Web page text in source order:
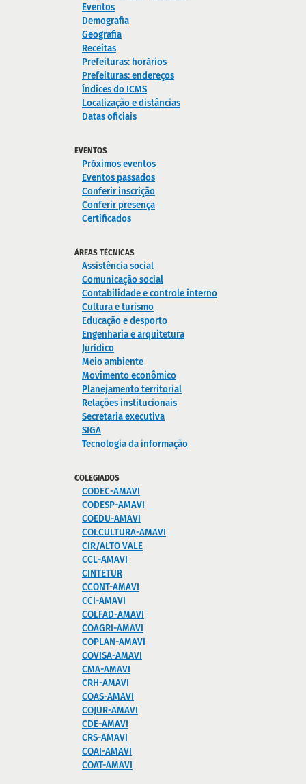
Eventos
Demografia
Geografia
Receitas
Prefeituras: horários
Prefeituras: endereços
Índices do ICMS
Localização e distâncias
Datas oficiais
EVENTOS
Próximos eventos
Eventos passados
Conferir inscrição
Conferir presença
Certificados
ÁREAS TÉCNICAS
Assistência social
Comunicação social
Contabilidade e controle interno
Cultura e turismo
Educação e desporto
Engenharia e arquitetura
Jurídico
Meio ambiente
Movimento econômico
Planejamento territorial
Relações institucionais
Secretaria executiva
SIGA
Tecnologia da informação
COLEGIADOS
CODEC-AMAVI
CODESP-AMAVI
COEDU-AMAVI
COLCULTURA-AMAVI
CIR/ALTO VALE
CCL-AMAVI
CINTETUR
CCONT-AMAVI
CCI-AMAVI
COLFAD-AMAVI
COAGRI-AMAVI
COPLAN-AMAVI
COVISA-AMAVI
CMA-AMAVI
CRH-AMAVI
COAS-AMAVI
COJUR-AMAVI
CDE-AMAVI
CRS-AMAVI
COAI-AMAVI
COAT-AMAVI